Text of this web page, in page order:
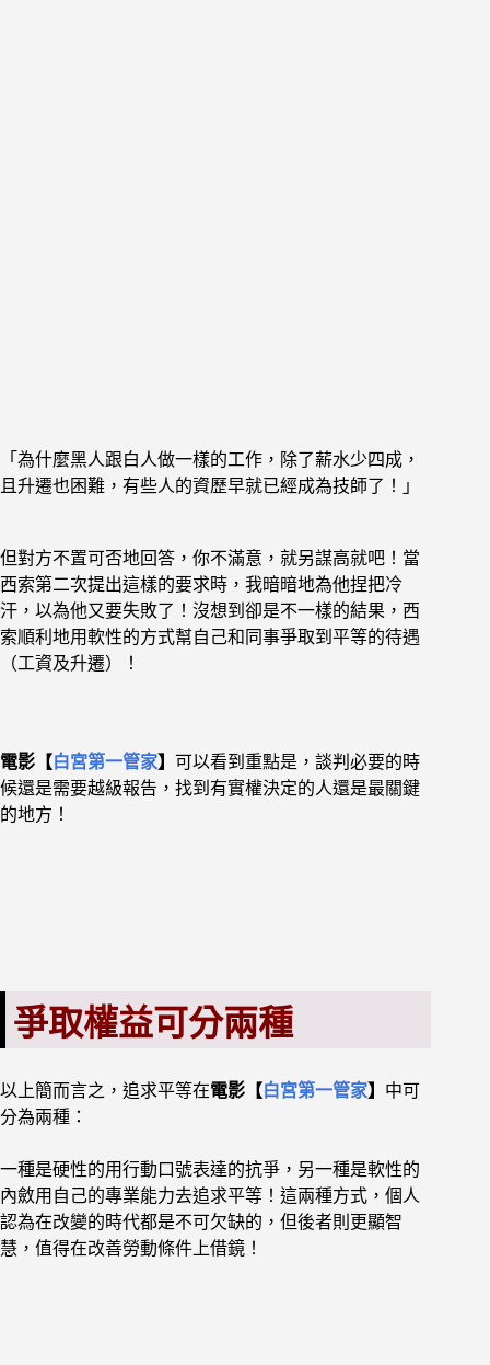
「為什麼黑人跟白人做一樣的工作，除了薪水少四成，
且升遷也困難，有些人的資歷早就已經成為技師了！」
但對方不置可否地回答，你不滿意，就另謀高就吧！ 當
西索第二次提出這樣的要求時，我暗暗地為他捏把冷
汗， 以為他又要失敗了！沒想到卻是不一樣的結果， 西
索順利地用軟性的方式幫自己和同事爭取到平等的待遇
（工資及升遷）！
電影【白宮第一管家】 可以看到重點是，談判必要的時
候還是需要越級報告， 找到有實權決定的人還是最關鍵
的地方！
爭取權益可分兩種
以 上簡而言之，追求平等在電影【白宮第一管家】 中可
分為兩種：
一種是硬性的用行動口號表達的抗爭，另一種是軟性的
內斂用自己的專業能力去追求平等！ 這兩種方式，個人
認為在改變的時代都是不可欠缺的， 但後者則更顯智
慧，值得在改善勞動條件上借鏡！